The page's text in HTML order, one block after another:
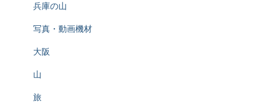
兵庫の山
写真・動画機材
大阪
山
旅